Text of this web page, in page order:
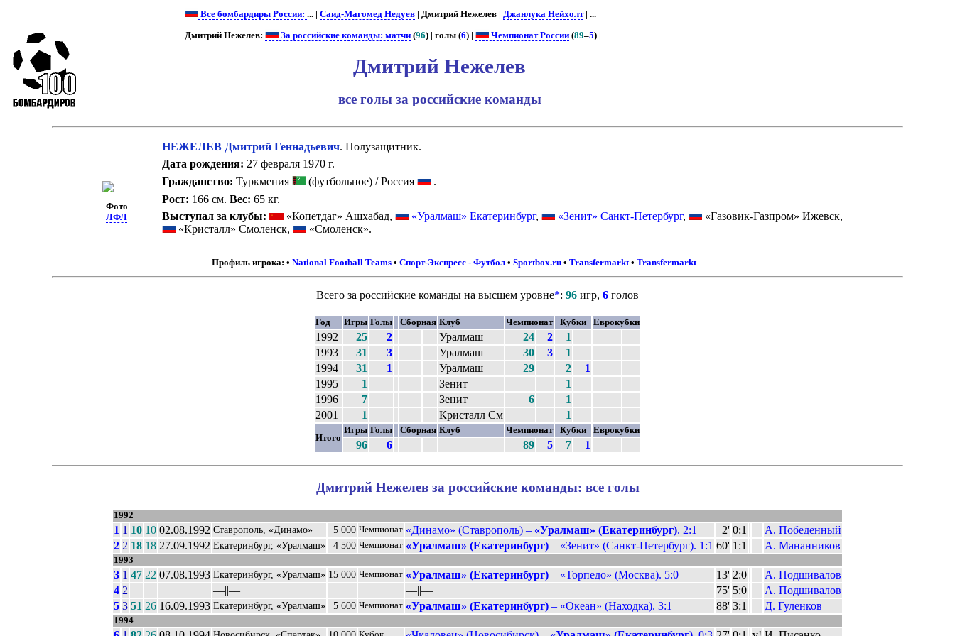
Все бомбардиры России: ... | Саид-Магомед Недуев| Дмитрий Нежелев | Джанлука Нейхолт| ...
Дмитрий Нежелев: За российские команды: матчи(96) | голы (6) | Чемпионат России(89–5) |
Дмитрий Нежелев
все голы за российские команды
Фото
ЛФЛ
НЕЖЕЛЕВ Дмитрий Геннадьевич. Полузащитник.
Дата рождения: 27 февраля 1970 г.
Гражданство: Туркмения (футбольное) / Россия
.
Рост: 166 см.Вес: 65 кг.
Выступал за клубы:
«Копетдаг» Ашхабад, «Уралмаш» Екатеринбург, «Зенит» Санкт-Петербург,
«Газовик-Газпром» Ижевск,
«Кристалл» Смоленск,
«Смоленск».
Профиль игрока: •National Football Teams •Спорт-Экспресс - Футбол •Sportbox.ru •Transfermarkt•Transfermarkt
Всего за российские команды на высшем уровне*: 96 игр, 6 голов
Год Игры Голы Сборная Клуб Чемпионат Кубки Еврокубки
1992 25 2 Уралмаш 24 2
1
1993
31 3 Уралмаш 30 3
1
1994
31 1 Уралмаш 29 2
1
1995
1 Зенит
1
1996
7 Зенит 6
1
2001
1 Кристалл См 1
Итого
Игры Голы Сборная Клуб Чемпионат Кубки Еврокубки
96 6 89 5 7 1
Дмитрий Нежелев за российские команды: все голы
1992
1 1 10 10 02.08.1992 Ставрополь, «Динамо» 5 000 Чемпионат «Динамо» (Ставрополь) – «Уралмаш» (Екатеринбург). 2:1 2' 0:1
А. Победенный
2 2 18 18 27.09.1992 Екатеринбург, «Уралмаш» 4 500 Чемпионат «Уралмаш» (Екатеринбург) – «Зенит» (Санкт-Петербург). 1:1 60' 1:1 А. Мананников
1993
3 1 47 22 07.08.1993 Екатеринбург, «Уралмаш» 15 000 Чемпионат «Уралмаш» (Екатеринбург) – «Торпедо» (Москва). 5:0 13' 2:0
А. Подшивалов
4 2 ––||–– ––||–– 75' 5:0
А. Подшивалов
5 3 51 26 16.09.1993 Екатеринбург, «Уралмаш» 5 600 Чемпионат «Уралмаш» (Екатеринбург) – «Океан» (Находка). 3:1 88' 3:1 Д. Гуленков
1994